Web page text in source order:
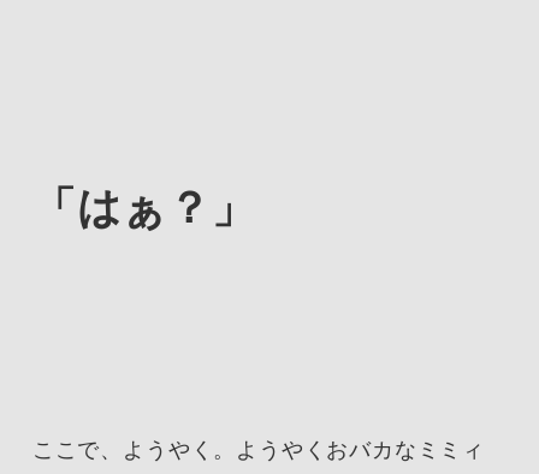
「はぁ？」
ここで、ようやく。ようやくおバカなミミィ